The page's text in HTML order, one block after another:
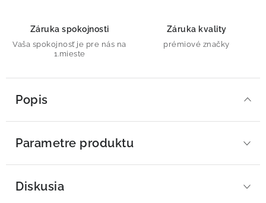
Záruka spokojnosti
Vaša spokojnosť je pre nás na
1.mieste
Záruka kvality
prémiové značky
Popis
Parametre produktu
Diskusia